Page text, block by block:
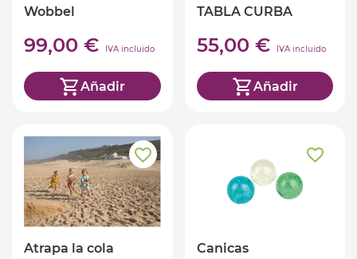
Wobbel
99,00 € IVA incluido
Añadir
TABLA CURBA
ESPACIO
55,00 € IVA incluido
Añadir
Atrapa la cola
Canicas